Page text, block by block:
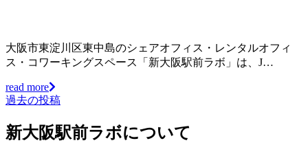
大阪市東淀川区東中島のシェアオフィス・レンタルオフィ
ス・コワーキングスペース「新大阪駅前ラボ」は、J…
read more
投
稿
過去の投稿
新大阪駅前ラボについて